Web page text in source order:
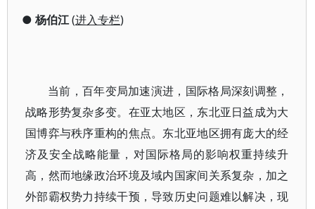
● 杨伯江(进入专栏)
当前，百年变局加速演进，国际格局深刻调整，
战略形势复杂多变。在亚太地区，东北亚日益成为大
国博弈与秩序重构的焦点。东北亚地区拥有庞大的经
济及安全战略能量，对国际格局的影响权重持续升
高，然而地缘政治环境及域内国家间关系复杂，加之
外部霸权势力持续干预，导致历史问题难以解决，现